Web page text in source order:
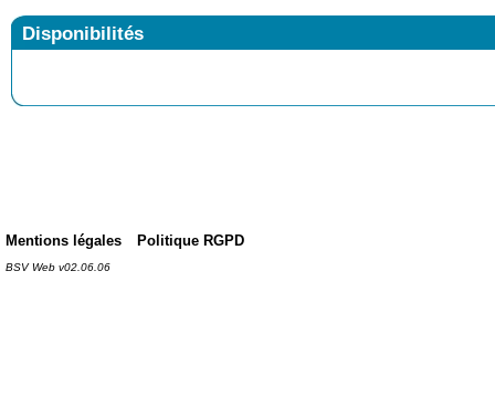
Disponibilités
Mentions légales Politique RGPD
BSV Web v02.06.06